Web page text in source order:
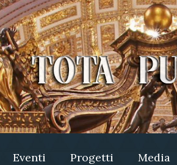
Eventi Progetti Media